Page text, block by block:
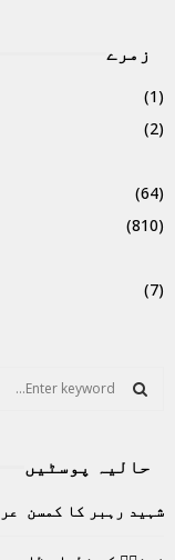
زمرے
(1)
(2)
(64)
(810)
(7)
f
E
A
حالیہ پوسٹیں
شہید رہبر کا کمسن